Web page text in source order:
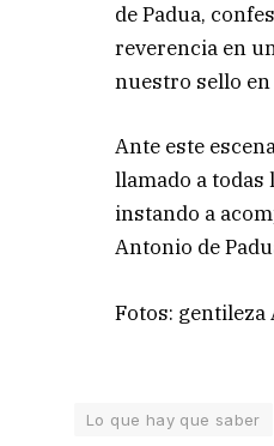
de Padua,
reverencia en
nuestro sello
Ante este
llamado a
instando a
Antonio de
Fotos:
Lo que hay que saber